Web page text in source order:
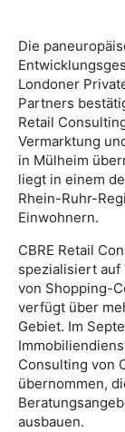
Die
Londoner
Partners
Retail
Vermarktung
in Mülheim
liegt in einem
Rhein-Ruhr-
Einwohnern.
CBRE Retail
spezialisiert auf
von Shopping-
verfügt über
Gebiet. Im
Consulting von
übernommen,
ausbauen.